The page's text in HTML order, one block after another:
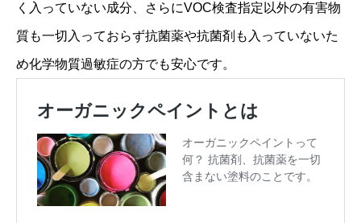
く入っていない成分、さらにVOC検査指定以外の有害物
質も一切入っておらず抗菌薬や抗菌剤も入っていないた
め化学物質過敏症の方でも安心です。